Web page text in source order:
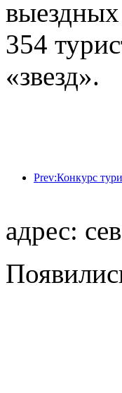
выездных
354
«звезд».
адрес: